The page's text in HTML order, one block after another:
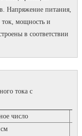
Напряжение питания,
мощность и
в соответствии
тока с
число